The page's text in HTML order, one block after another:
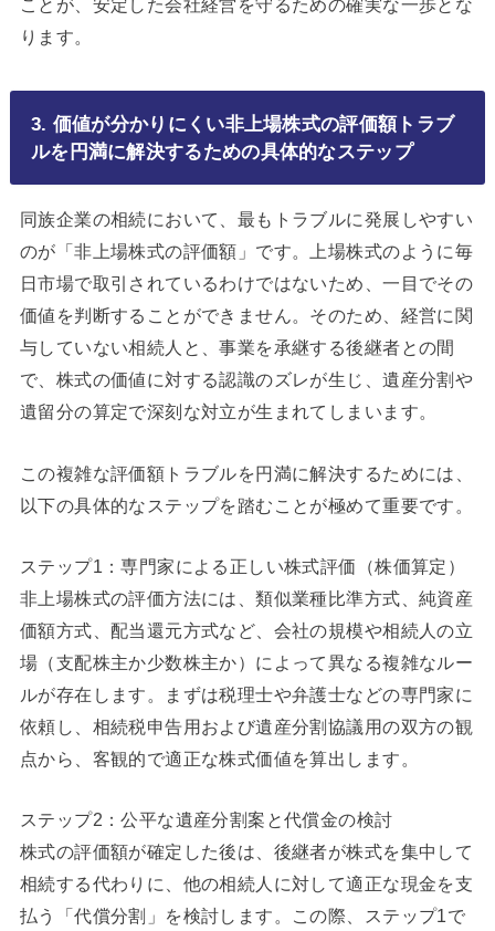
ことが、安定した会社経営を守るための確実な一歩とな
ります。
3. 価値が分かりにくい非上場株式の評価額トラブ
ルを円満に解決するための具体的なステップ
同族企業の相続において、最もトラブルに発展しやすい
のが「非上場株式の評価額」です。上場株式のように毎
日市場で取引されているわけではないため、一目でその
価値を判断することができません。そのため、経営に関
与していない相続人と、事業を承継する後継者との間
で、株式の価値に対する認識のズレが生じ、遺産分割や
遺留分の算定で深刻な対立が生まれてしまいます。
この複雑な評価額トラブルを円満に解決するためには、
以下の具体的なステップを踏むことが極めて重要です。
ステップ1：専門家による正しい株式評価（株価算定）
非上場株式の評価方法には、類似業種比準方式、純資産
価額方式、配当還元方式など、会社の規模や相続人の立
場（支配株主か少数株主か）によって異なる複雑なルー
ルが存在します。まずは税理士や弁護士などの専門家に
依頼し、相続税申告用および遺産分割協議用の双方の観
点から、客観的で適正な株式価値を算出します。
ステップ2：公平な遺産分割案と代償金の検討
株式の評価額が確定した後は、後継者が株式を集中して
相続する代わりに、他の相続人に対して適正な現金を支
払う「代償分割」を検討します。この際、ステップ1で